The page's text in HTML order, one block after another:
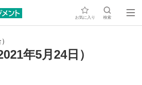
お気に入り 検索
年5月24日）